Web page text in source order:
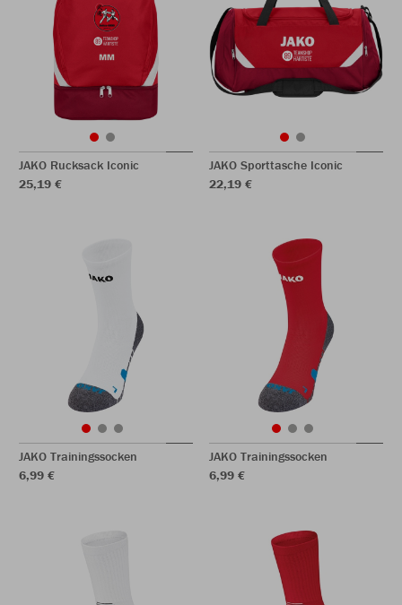
JAKO Rucksack Iconic
25,19 €
JAKO Sporttasche Iconic
22,19 €
JAKO Trainingssocken
6,99 €
JAKO Trainingssocken
6,99 €